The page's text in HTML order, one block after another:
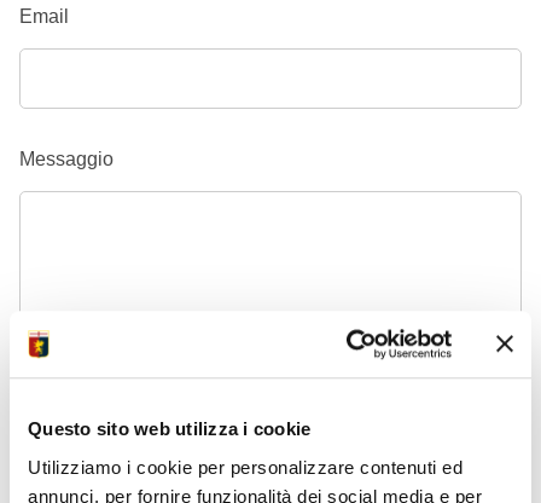
Questo sito web utilizza i cookie
Utilizziamo i cookie per personalizzare contenuti ed
annunci, per fornire funzionalità dei social media e per
Email
Messaggio